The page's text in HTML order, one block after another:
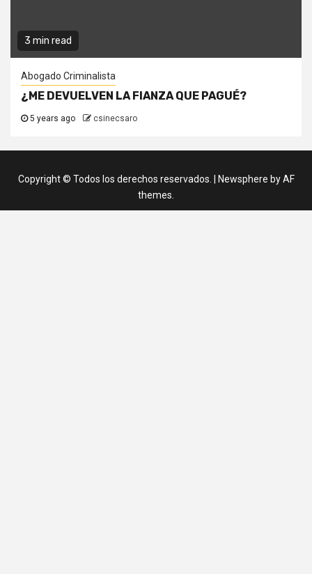
3 min read
Abogado Criminalista
¿ME DEVUELVEN LA FIANZA QUE PAGUÉ?
5 years ago csinecsaro
Copyright © Todos los derechos reservados. Newsphere by AF
themes.